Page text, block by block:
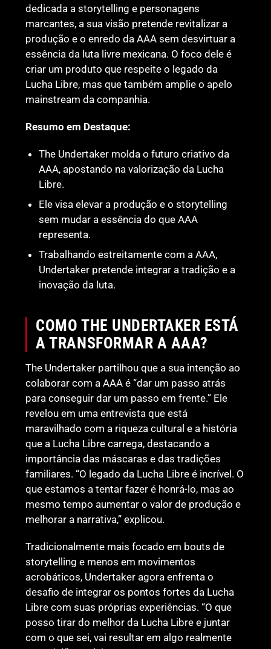
dedicada a storytelling e personagens
marcantes, a sua visão pretende revitalizar a
produção e o enredo da AAA sem desvirtuar a
essência da luta livre mexicana. O foco dele é
criar um produto que respeite o legado da
Lucha Libre, mas que também amplie o apelo
mainstream da companhia.
Resumo em Destaque:
The Undertaker molda o futuro criativo da
AAA, apostando na valorização da Lucha
Libre.
Ele visa elevar a produção e o storytelling
sem mudar a essência do que AAA
representa.
Trabalhando estreitamente com a AAA,
Undertaker pretende integrar a tradição e a
inovação da luta.
COMO THE UNDERTAKER ESTÁ
A TRANSFORMAR A AAA?
The Undertaker partilhou que a sua intenção ao
colaborar com a AAA é “dar um passo atrás
para conseguir dar um passo em frente.” Ele
revelou em uma entrevista que está
maravilhado com a riqueza cultural e a história
que a Lucha Libre carrega, destacando a
importância das máscaras e das tradições
familiares. “O legado da Lucha Libre é incrível. O
que estamos a tentar fazer é honrá-lo, mas ao
mesmo tempo aumentar o valor de produção e
melhorar a narrativa,” explicou.
Tradicionalmente mais focado em bouts de
storytelling e menos em movimentos
acrobáticos, Undertaker agora enfrenta o
desafio de integrar os pontos fortes da Lucha
Libre com suas próprias experiências. “O que
posso tirar do melhor da Lucha Libre e juntar
com o que sei, vai resultar em algo realmente